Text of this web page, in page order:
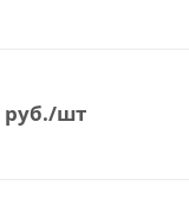
руб./шт